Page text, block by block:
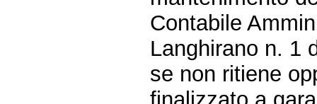
Contabile
Langhirano n. 1
se non ritiene